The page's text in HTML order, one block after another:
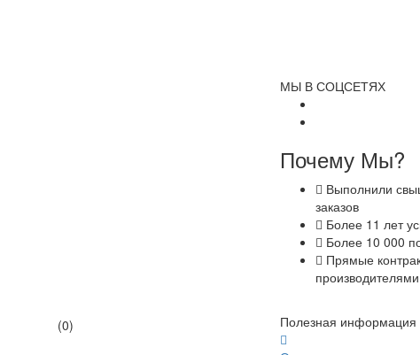
(0)
МЫ В СОЦСЕТЯХ
Почему Мы?
Выполнили
заказов
Более 11 лет
Более 10 000
Прямые
производителями
Полезная информация